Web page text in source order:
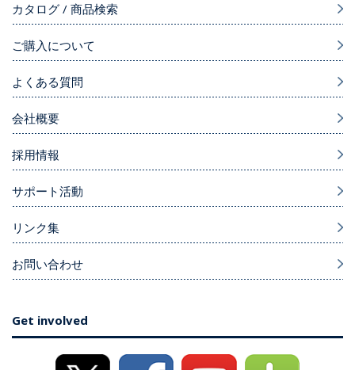
カタログ / 商品検索
ご購入について
よくある質問
会社概要
採用情報
サポート活動
リンク集
お問い合わせ
Get involved